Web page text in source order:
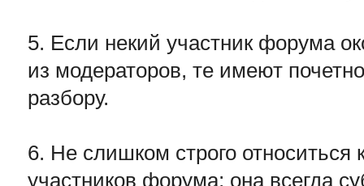
5. Если некий участник форума
из модераторов, те имеют
разбору.
6. Не слишком строго относиться
участников форума; она всегда